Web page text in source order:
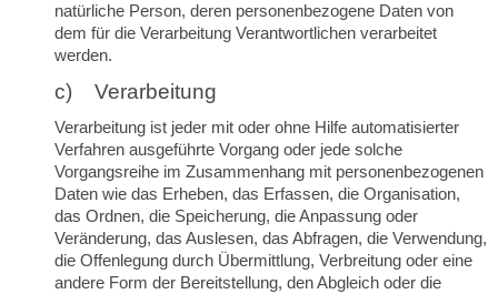
natürliche Person, deren personenbezogene Daten von
dem für die Verarbeitung Verantwortlichen verarbeitet
werden.
c) Verarbeitung
Verarbeitung ist jeder mit oder ohne Hilfe automatisierter
Verfahren ausgeführte Vorgang oder jede solche
Vorgangsreihe im Zusammenhang mit personenbezogenen
Daten wie das Erheben, das Erfassen, die Organisation,
das Ordnen, die Speicherung, die Anpassung oder
Veränderung, das Auslesen, das Abfragen, die Verwendung,
die Offenlegung durch Übermittlung, Verbreitung oder eine
andere Form der Bereitstellung, den Abgleich oder die